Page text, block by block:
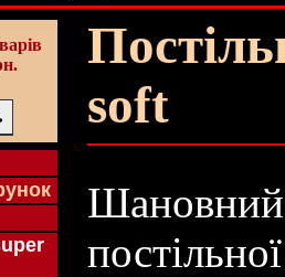
soft
Шановний